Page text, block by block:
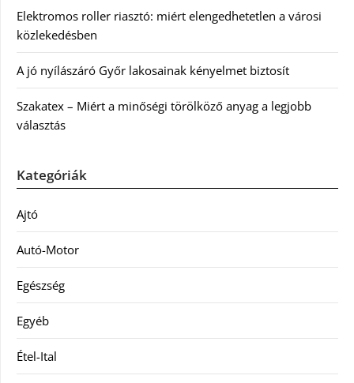
Elektromos roller riasztó: miért elengedhetetlen a városi
közlekedésben
A jó nyílászáró Győr lakosainak kényelmet biztosít
Szakatex – Miért a minőségi törölköző anyag a legjobb
választás
Kategóriák
Ajtó
Autó-Motor
Egészség
Egyéb
Étel-Ital